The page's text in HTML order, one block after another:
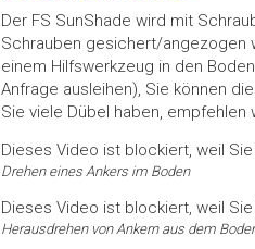
Der FS SunShade wird mit
Schrauben gesichert/angezogen
einem Hilfswerkzeug in den
Anfrage ausleihen), Sie können
Sie viele Dübel haben,
Dieses Video ist blockiert, weil
Drehen eines Ankers im Boden
Dieses Video ist blockiert, weil
Herausdrehen von Ankern aus dem